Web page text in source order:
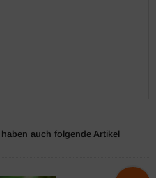
auch folgende Artikel